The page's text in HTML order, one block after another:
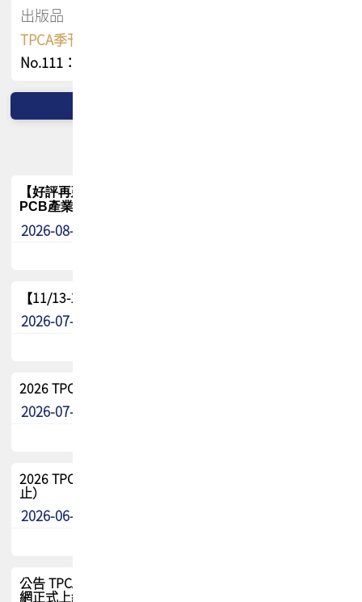
出版品
TPCA季刊 FREE 線上版
No.111：PCB全球風險布局與韌性
【好評再延長】PCB GPT 全面開放體驗延長到8月!!
PCB產業專屬 AI 知識平台
2026-08-04
【11/13-15】2026 TPCA 百岳登頂_南橫三星
2026-07-22
2026 TPCA中南區會員問卷暨7/31交流餐敘報名
2026-07-08
2026 TPCA健康盃保齡球聯誼賽 熱烈報名中（8/3報名截
止）
2026-06-29
公告 TPCA 台灣電路板協會官網將迎來新面貌，7/1 新官
網正式上線！